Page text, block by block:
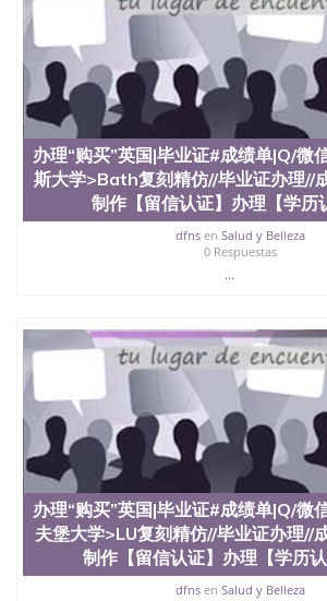
办理“购买”英国|毕业证#成绩单|Q/
斯大学>Bath复刻精仿//毕业证办理//
制作【留信认证】办理【学历
dfnsen Salud y Belleza
0 Respuestas
...
办理“购买”英国|毕业证#成绩单|Q/
夫堡大学>LU复刻精仿//毕业证办理//
制作【留信认证】办理【学历
dfnsen Salud y Belleza